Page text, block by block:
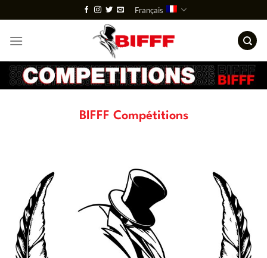
au
contenu
Français
BIFFF Compétitions